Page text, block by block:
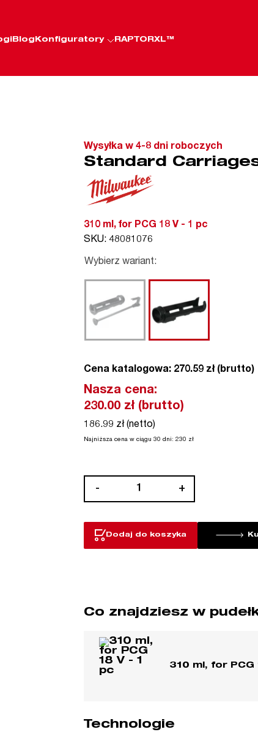
BlogKonfiguratory RAPTORXL™
Wysyłka w 4-8 dni roboczych
Standard
310 ml, for PCG 18 V - 1 pc
SKU: 48081076
Wybierz wariant:
Cena katalogowa: 270.59 zł (brutto)
Nasza cena:
230.00 zł (brutto)
186.99 zł (netto)
Najniższa cena w ciągu 30 dni: 230 zł
- +
Dodaj do koszyka
Co znajdziesz w
310 ml, for PCG
Technologie